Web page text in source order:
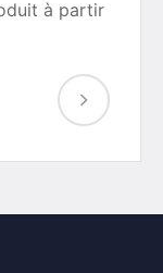
à partir